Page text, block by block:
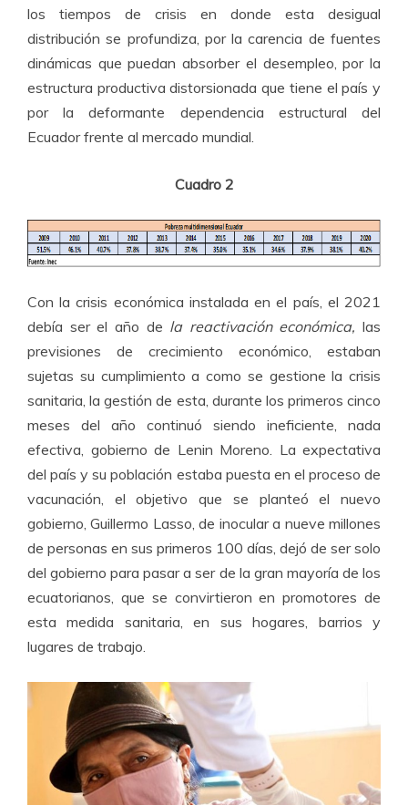
los tiempos de crisis en donde esta desigual
distribución se profundiza, por la carencia de fuentes
dinámicas que puedan absorber el desempleo, por la
estructura productiva distorsionada que tiene el país y
por la deformante dependencia estructural del
Ecuador frente al mercado mundial.
Cuadro 2
Con la crisis económica instalada en el país, el 2021
debía ser el año de la reactivación económica, las
previsiones de crecimiento económico, estaban
sujetas su cumplimiento a como se gestione la crisis
sanitaria, la gestión de esta, durante los primeros cinco
meses del año continuó siendo ineficiente, nada
efectiva, gobierno de Lenin Moreno. La expectativa
del país y su población estaba puesta en el proceso de
vacunación, el objetivo que se planteó el nuevo
gobierno, Guillermo Lasso, de inocular a nueve millones
de personas en sus primeros 100 días, dejó de ser solo
del gobierno para pasar a ser de la gran mayoría de los
ecuatorianos, que se convirtieron en promotores de
esta medida sanitaria, en sus hogares, barrios y
lugares de trabajo.